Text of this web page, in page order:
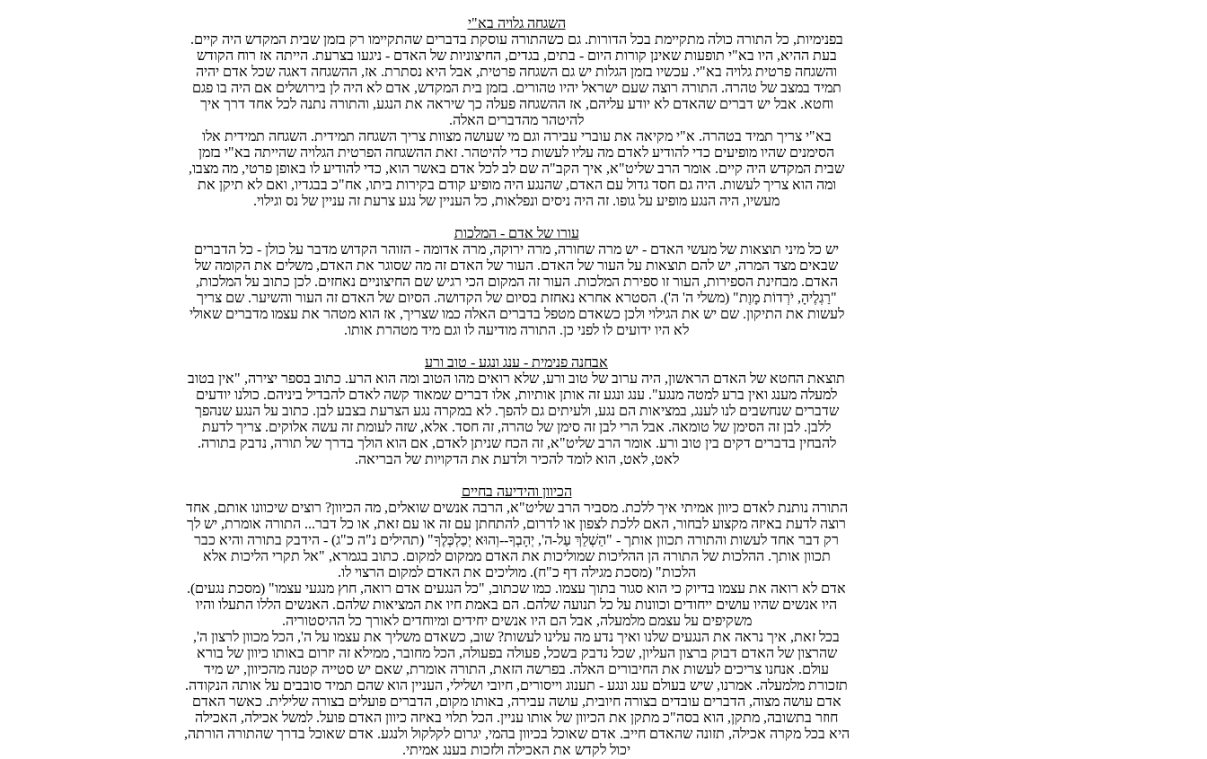
השגחה גלויה בא"י
בפנימיות, כל התורה כולה מתקיימת בכל הדורות. גם כשהתורה עוסקת בדברים שהתקיימו רק בזמן שבית המקדש היה קיים.
בעת ההיא, היו בא"י תופעות שאינן קורות היום - בתים, בגדים, החיצוניות של האדם - ניגעו בצרעת. הייתה אז רוח הקודש
והשגחה פרטית גלויה בא"י. עכשיו בזמן הגלות יש גם השגחה פרטית, אבל היא נסתרת. אז, ההשגחה דאגה שכל אדם יהיה
תמיד במצב של טהרה. התורה רוצה שעם ישראל יהיו טהורים. בזמן בית המקדש, אדם לא היה לן בירושלים אם היה בו פגם
וחטא. אבל יש דברים שהאדם לא יודע עליהם, אז ההשגחה פעלה כך שיראה את הנגע, והתורה נתנה לכל אחד דרך איך
להיטהר מהדברים האלה.
בא"י צריך תמיד בטהרה. א"י מקיאה את עוברי עבירה וגם מי שעושה מצוות צריך השגחה תמידית. השגחה תמידית אלו
הסימנים שהיו מופיעים כדי להודיע לאדם מה עליו לעשות כדי להיטהר. זאת ההשגחה הפרטית הגלויה שהייתה בא"י בזמן
שבית המקדש היה קיים. אומר הרב שליט"א, איך הקב"ה שם לב לכל אדם באשר הוא, כדי להודיע לו באופן פרטי, מה מצבו,
ומה הוא צריך לעשות. היה גם חסד גדול עם האדם, שהנגע היה מופיע קודם בקירות ביתו, אח"כ בבגדיו, ואם לא תיקן את
מעשיו, היה הנגע מופיע על גופו. זה היה ניסים ונפלאות, כל העניין של נגע צרעת זה עניין של נס וגילוי.
עורו של אדם - המלכות
יש כל מיני תוצאות של מעשי האדם - יש מרה שחורה, מרה ירוקה, מרה אדומה - הזוהר הקדוש מדבר על כולן - כל הדברים
שבאים מצד המרה, יש להם תוצאות על העור של האדם. העור של האדם זה מה שסוגר את האדם, משלים את הקומה של
האדם. מבחינת הספירות, העור זו ספירת המלכות. העור זה המקום הכי רגיש שם החיצוניים נאחזים. לכן כתוב על המלכות,
"רַגְלֶיהָ, יֹרְדוֹת מָוֶת" (משלי ה' ה'). הסטרא אחרא נאחזת בסיום של הקדושה. הסיום של האדם זה העור והשיער. שם צריך
לעשות את התיקון. שם יש את הגילוי ולכן כשאדם מטפל בדברים האלה כמו שצריך, אז הוא מטהר את עצמו מדברים שאולי
לא היו ידועים לו לפני כן. התורה מודיעה לו וגם מיד מטהרת אותו.
אבחנה פנימית - ענג ונגע - טוב ורע
תוצאת החטא של האדם הראשון, היה ערוב של טוב ורע, שלא רואים מהו הטוב ומה הוא הרע. כתוב בספר יצירה, "אין בטוב
למעלה מענג ואין ברע למטה מנגע". ענג ונגע זה אותן אותיות, אלו דברים שמאוד קשה לאדם להבדיל ביניהם. כולנו יודעים
שדברים שנחשבים לנו לענג, במציאות הם נגע, ולעיתים גם להפך. לא במקרה נגע הצרעת בצבע לבן. כתוב על הנגע שנהפך
ללבן. לבן זה הסימן של טומאה. אבל הרי לבן זה סימן של טהרה, זה חסד. אלא, שזה לעומת זה עשה אלוקים. צריך לדעת
להבחין בדברים דקים בין טוב ורע. אומר הרב שליט"א, זה הכח שניתן לאדם, אם הוא הולך בדרך של תורה, נדבק בתורה.
לאט, לאט, הוא לומד להכיר ולדעת את הדקויות של הבריאה.
הכיוון והידיעה בחיים
התורה נותנת לאדם כיוון אמיתי איך ללכת. מסביר הרב שליט"א, הרבה אנשים שואלים, מה הכיוון? רוצים שיכוונו אותם, אחד
רוצה לדעת באיזה מקצוע לבחור, האם ללכת לצפון או לדרום, להתחתן עם זה או עם זאת, או כל דבר... התורה אומרת, יש לך
רק דבר אחד לעשות והתורה תכוון אותך - "הַשְׁלֵךְ עַל-ה', יְהָבְךָ--וְהוּא יְכַלְכְּלֶךָ" (תהילים נ"ה כ"ג) - הידבק בתורה והיא כבר
תכוון אותך. ההלכות של התורה הן ההליכות שמוליכות את האדם ממקום למקום. כתוב בגמרא, "אל תקרי הליכות אלא
הלכות" (מסכת מגילה דף כ"ח). מוליכים את האדם למקום הרצוי לו.
אדם לא רואה את עצמו בדיוק כי הוא סגור בתוך עצמו. כמו שכתוב, "כל הנגעים אדם רואה, חוץ מנגעי עצמו" (מסכת נגעים).
היו אנשים שהיו עושים ייחודים וכוונות על כל תנועה שלהם. הם באמת חיו את המציאות שלהם. האנשים הללו התעלו והיו
משקיפים על עצמם מלמעלה, אבל הם היו אנשים יחידים ומיוחדים לאורך כל ההיסטוריה.
בכל זאת, איך נראה את הנגעים שלנו ואיך נדע מה עלינו לעשות? שוב, כשאדם משליך את עצמו על ה', הכל מכוון לרצון ה',
שהרצון של האדם דבוק ברצון העליון, שכל נדבק בשכל, פעולה בפעולה, הכל מחובר, ממילא זה יזרום באותו כיוון של בורא
עולם. אנחנו צריכים לעשות את החיבורים האלה. בפרשה הזאת, התורה אומרת, שאם יש סטייה קטנה מהכיוון, יש מיד
תזכורת מלמעלה. אמרנו, שיש בעולם ענג ונגע - תענוג וייסורים, חיובי ושלילי, העניין הוא שהם תמיד סובבים על אותה הנקודה.
אדם עושה מצוה, הדברים עובדים בצורה חיובית, עושה עבירה, באותו מקום, הדברים פועלים בצורה שלילית. כאשר האדם
חוזר בתשובה, מתקן, הוא בסה"כ מתקן את הכיוון של אותו עניין. הכל תלוי באיזה כיוון האדם פועל. למשל אכילה, האכילה
היא בכל מקרה אכילה, תזונה שהאדם חייב. אדם שאוכל בכיוון בהמי, יגרום לקלקול ולנגע. אדם שאוכל בדרך שהתורה הורתה,
יכול לקדש את האכילה ולזכות בענג אמיתי.